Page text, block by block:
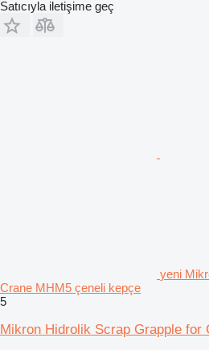
Satıcıyla iletişime geç
yeni
Crane MHM5 çeneli kepçe
5
Mikron Hidrolik Scrap Grapple for